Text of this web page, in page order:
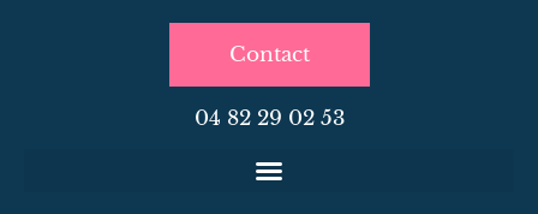
Contact
04 82 29 02 53